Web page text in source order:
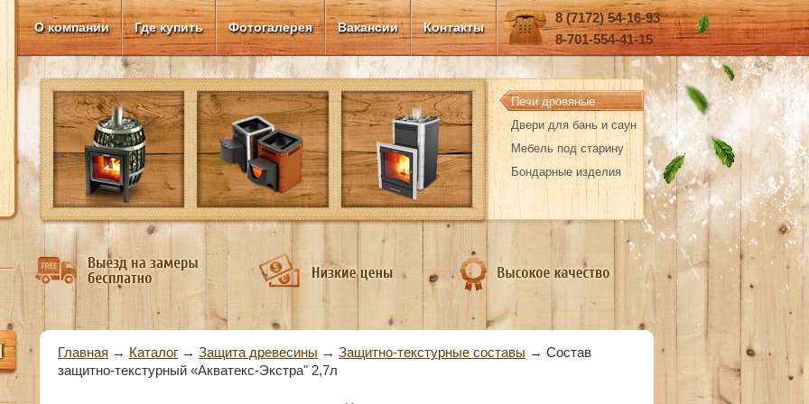
О компании Где купить Фотогалерея Вакансии Контакты
8 (7172) 54-16-93
8-701-554-41-15
Печи дровяные
Двери для бань и саун
Мебель под старину
Бондарные изделия
Вы здесь
Главная → Каталог → Защита древесины → Защитно-текстурные составы → Состав
защитно-текстурный «Акватекс-Экстра" 2,7л